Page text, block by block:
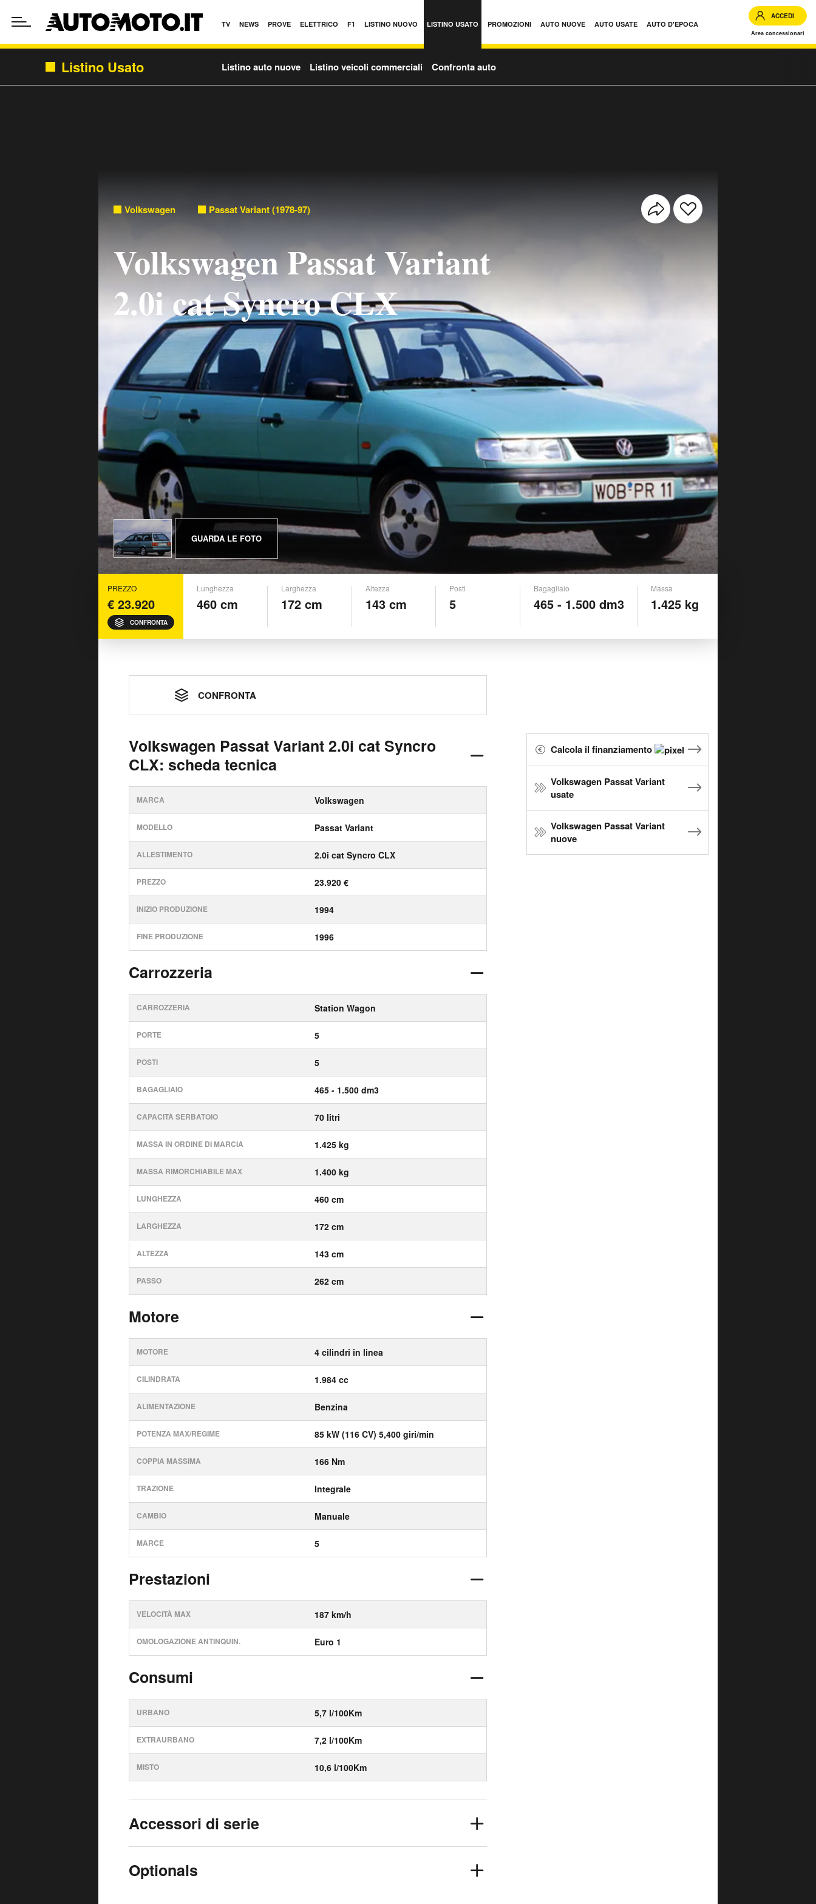
TV NEWS PROVE ELETTRICO F1 LISTINO NUOVO LISTINO USATO PROMOZIONI AUTO NUOVE AUTO USATE AUTO D'EPOCA
ACCEDI
Area concessionari
Listino Usato Listino auto nuove Listino veicoli commerciali Confronta auto
Volkswagen Passat Variant (1978-97)
Volkswagen Passat Variant
2.0i cat Syncro CLX
GUARDA LE FOTO
PREZZO
€ 23.920
CONFRONTA
Lunghezza
460 cm
Larghezza
172 cm
Altezza
143 cm
Posti
5
Bagagliaio
465 - 1.500 dm3
Massa
1.425 kg
CONFRONTA
Volkswagen Passat Variant 2.0i cat Syncro
CLX: scheda tecnica
MARCA Volkswagen
MODELLO Passat Variant
ALLESTIMENTO 2.0i cat Syncro CLX
PREZZO 23.920 €
INIZIO PRODUZIONE 1994
FINE PRODUZIONE 1996
Carrozzeria
CARROZZERIA Station Wagon
PORTE 5
POSTI 5
BAGAGLIAIO 465 - 1.500 dm3
CAPACITÀ SERBATOIO 70 litri
MASSA IN ORDINE DI MARCIA 1.425 kg
MASSA RIMORCHIABILE MAX 1.400 kg
LUNGHEZZA 460 cm
LARGHEZZA 172 cm
ALTEZZA 143 cm
PASSO 262 cm
Motore
MOTORE 4 cilindri in linea
CILINDRATA 1.984 cc
ALIMENTAZIONE Benzina
POTENZA MAX/REGIME 85 kW (116 CV) 5,400 giri/min
COPPIA MASSIMA 166 Nm
TRAZIONE Integrale
CAMBIO Manuale
MARCE 5
Prestazioni
VELOCITÀ MAX 187 km/h
OMOLOGAZIONE ANTINQUIN. Euro 1
Consumi
URBANO 5,7 l/100Km
EXTRAURBANO 7,2 l/100Km
MISTO 10,6 l/100Km
Accessori di serie
Optionals
Calcola il finanziamento
Volkswagen Passat Variant
usate
Volkswagen Passat Variant
nuove